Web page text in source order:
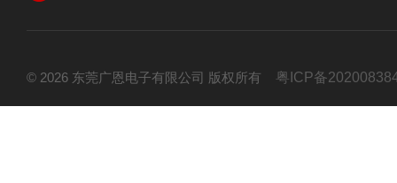
© 2026 东莞广恩电子有限公司 版权所有 粤ICP备